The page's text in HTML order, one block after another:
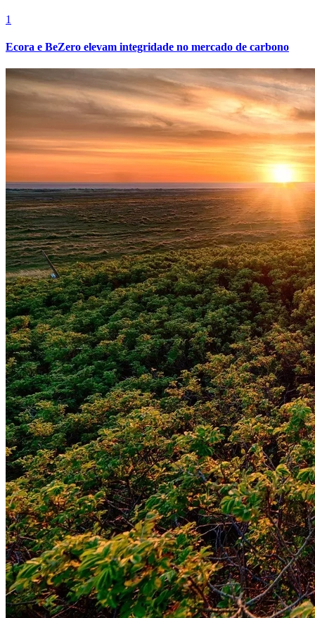
Grêmio
Internacional
1
Ecora e BeZero elevam integridade no mercado de carbono